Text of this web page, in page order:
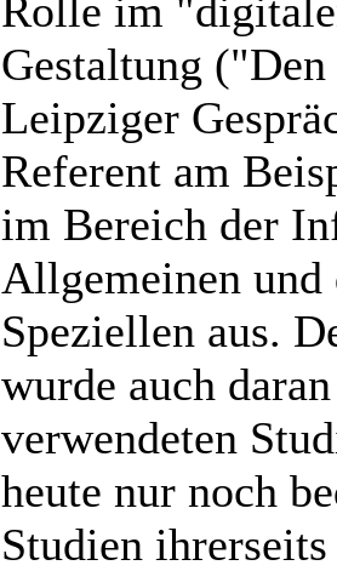
Rolle im
Gestaltung
Leipziger
Referent am
im Bereich der
Allgemeinen und
Speziellen aus.
wurde auch
verwendeten
heute nur noch
Studien